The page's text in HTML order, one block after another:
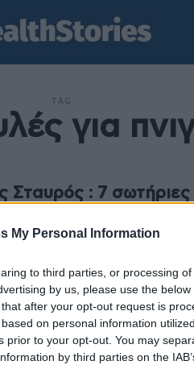
My Personal Information
to third parties, or processing
by us, please use the
after your opt-out request is
on personal information
prior to your opt-out. You may
by third parties on the
TAG
για
Σταυρός : 7 σωτήριες
στα Ιωάννινα (26/6) με τον
λίμνη Πηγών Αώου,...